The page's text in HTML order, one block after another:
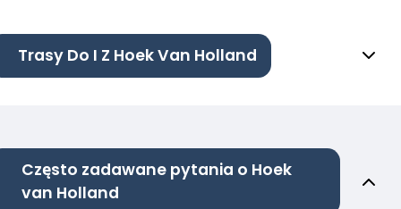
Trasy Do I Z Hoek Van Holland
Często zadawane pytania o Hoek
van Holland